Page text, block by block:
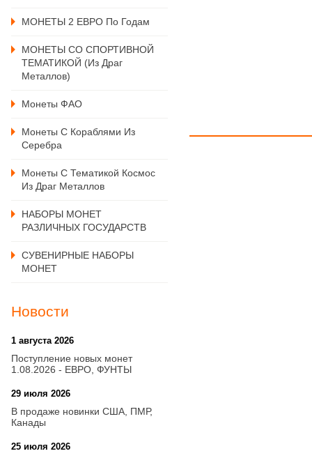
МОНЕТЫ 2 ЕВРО По Годам
МОНЕТЫ СО СПОРТИВНОЙ
ТЕМАТИКОЙ (из Драг
Металлов)
Монеты ФАО
Монеты С Кораблями Из
Серебра
Монеты С Тематикой Космос
Из Драг Металлов
НАБОРЫ МОНЕТ
РАЗЛИЧНЫХ ГОСУДАРСТВ
СУВЕНИРНЫЕ НАБОРЫ
МОНЕТ
Новости
1 августа 2026
Поступление новых монет
1.08.2026 - ЕВРО, ФУНТЫ
29 июля 2026
В продаже новинки США, ПМР,
Канады
25 июля 2026